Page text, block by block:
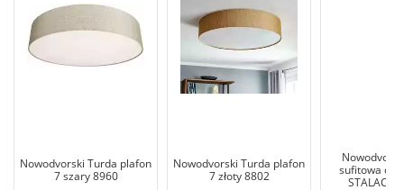
Nowodvorski Turda plafon
7 szary 8960
Nowodvorski Turda plafon
7 złoty 8802
sufitowa